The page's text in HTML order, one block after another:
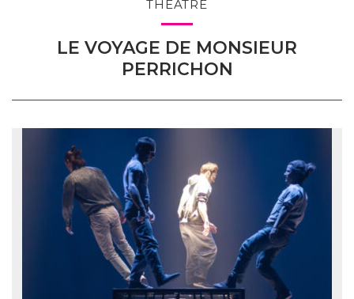
THÉÂTRE
LE VOYAGE DE MONSIEUR
PERRICHON